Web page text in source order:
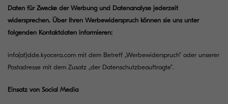
Daten für Zwecke der Werbung und Datenanalyse jederzeit
widersprechen. Über Ihren Werbewiderspruch können sie uns unter
folgenden Kontaktdaten informieren:
info(at)dde.kyocera.com mit dem Betreff „Werbewiderspruch“ oder unserer
Postadresse mit dem Zusatz „der Datenschutzbeauftragte“.
Einsatz von Social Media